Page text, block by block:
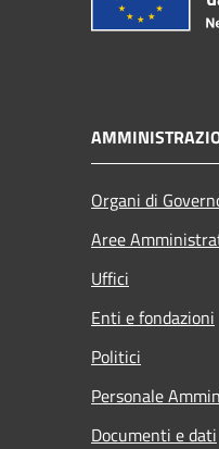
Organi di
Aree
Uffici
Enti e fondazioni
Politici
Personale
Documenti e dati